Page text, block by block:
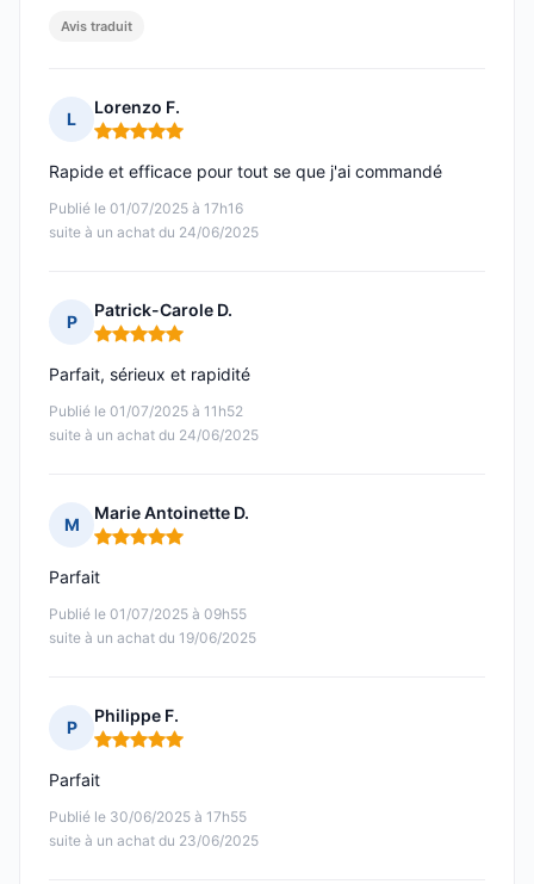
Avis traduit
L
Lorenzo F.
Note : 5 sur 5
Publié le 01/07/2025 à 17h16
suite à un achat du 24/06/2025
Rapide et efficace pour tout se que j'ai commandé
P
Patrick-Carole D.
Note : 5 sur 5
Publié le 01/07/2025 à 11h52
suite à un achat du 24/06/2025
Parfait, sérieux et rapidité
M
Marie Antoinette D.
Note : 5 sur 5
Publié le 01/07/2025 à 09h55
suite à un achat du 19/06/2025
Parfait
P
Philippe F.
Note : 5 sur 5
Publié le 30/06/2025 à 17h55
suite à un achat du 23/06/2025
Parfait